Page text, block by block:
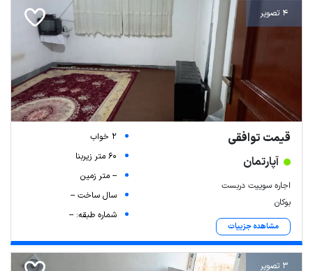
4 تصویر
قیمت توافقی
آپارتمان
اجاره سوییت دربست
بوکان
مشاهده جزییات
2 خواب
60 متر زیربنا
-- متر زمین
سال ساخت --
شماره طبقه: --
3 تصویر